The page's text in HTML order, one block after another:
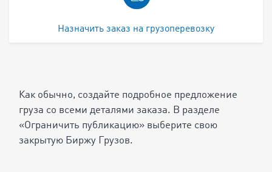
Назначить заказ на грузоперевозку
Как обычно, создайте подробное предложение
груза со всеми деталями заказа. В разделе
«Ограничить публикацию» выберите свою
закрытую Биржу Грузов.